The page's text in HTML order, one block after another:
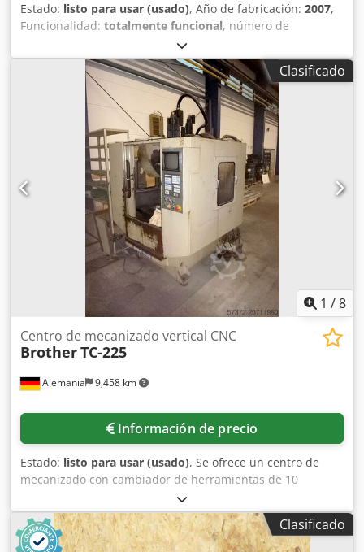
Estado: listo para usar (usado), Año de fabricación: 2007,
Funcionalidad: totalmente funcional, número de
, recorrido eje X:
recorrido del eje Y:400 mm, recorrido del eje Z:415 mm,
carga de la mesa:200 kg, velocidad del cabezal (máx.):
, DETALLES TÉCNICOS Recorridos Eje X: 550 mm
Eje Y: 400 mm Eje Z: 415 mm Mesa de trabajo Dimensiones
de la mesa: 550 x 400 mm Carga máxima de la mesa: 200
kg Husillo Velocidad máxima del husillo: 12.000 rpm
DETALLES DE LA MÁQUINA Número de ejes: 5 Peso: 4.600
kg Datos eléctricos Alimentación: 220 V, 3 fases Frecuencia:
50/60 Hz Potencia nominal: 16,0 kVA Potencia máxima: 32,0
kVA EQUIPAMIENTO Credpfjxnwvpex Afuof 2 palets
Clasificado
1 /8
Alemania 9,458 km
Centro de mecanizado vertical CNC
BrotherTC-225
Información de precio
Estado: listo para usar (usado), Se ofrece un centro de
mecanizado con cambiador de herramientas de 10
posiciones. Superficie de fijación de la mesa X/Y: 600
mm/300 mm, recorridos X/Y/Z: aprox. 420 mm/300 mm/250
mm, velocidad del husillo: 6000 rpm. Cono
portaherramientas: BT30. Control: Brother CNC-400, peso
Clasificado